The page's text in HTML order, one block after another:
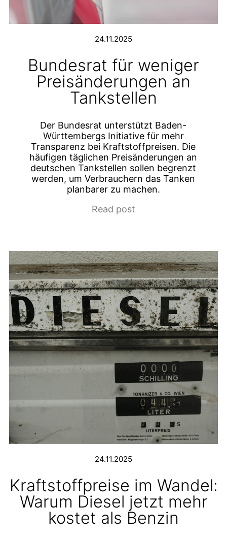
24.11.2025
Bundesrat für weniger
Preisänderungen an
Tankstellen
Der Bundesrat unterstützt Baden-
Württembergs Initiative für mehr
Transparenz bei Kraftstoffpreisen. Die
häufigen täglichen Preisänderungen an
deutschen Tankstellen sollen begrenzt
werden, um Verbrauchern das Tanken
planbarer zu machen.
Read post
24.11.2025
Kraftstoffpreise im Wandel:
Warum Diesel jetzt mehr
kostet als Benzin